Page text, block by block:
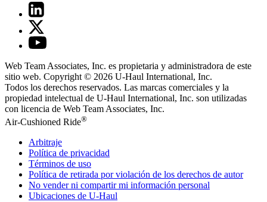
Web Team Associates, Inc. es propietaria y administradora de este
sitio web. Copyright © 2026 U-Haul International, Inc.
Todos los derechos reservados. Las marcas comerciales y la
propiedad intelectual de U-Haul International, Inc. son utilizadas
con licencia de Web Team Associates, Inc.
Air-Cushioned Ride®
Arbitraje
Política de privacidad
Términos de uso
Política de retirada por violación de los derechos de autor
No vender ni compartir mi información personal
Ubicaciones de U-Haul